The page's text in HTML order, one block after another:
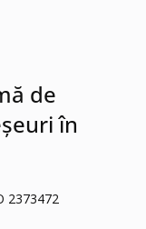
de
în
2373472